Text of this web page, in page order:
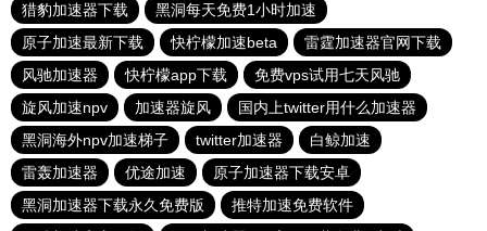
猎豹加速器下载
黑洞每天免费1小时加速
原子加速最新下载
快柠檬加速beta
雷霆加速器官网下载
风驰加速器
快柠檬app下载
免费vps试用七天风驰
旋风加速npv
加速器旋风
国内上twitter用什么加速器
黑洞海外npv加速梯子
twitter加速器
白鲸加速
雷轰加速器
优途加速
原子加速器下载安卓
黑洞加速器下载永久免费版
推特加速免费软件